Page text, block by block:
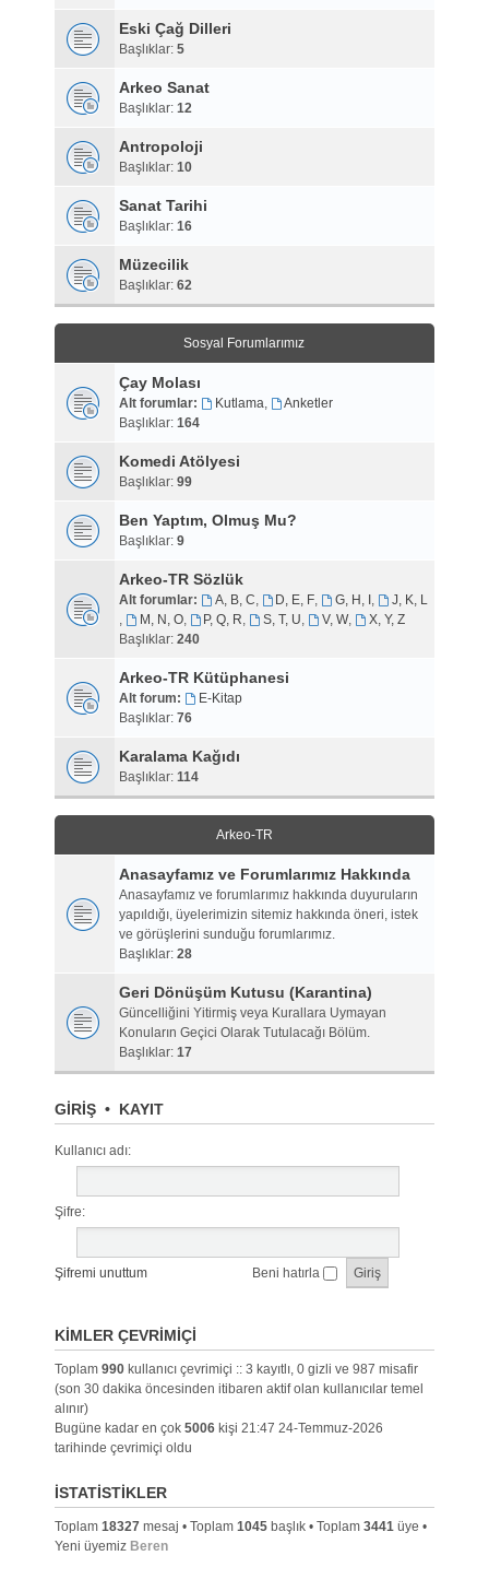
Eski Çağ Dilleri
Başlıklar: 5
Arkeo Sanat
Başlıklar: 12
Antropoloji
Başlıklar: 10
Sanat Tarihi
Başlıklar: 16
Müzecilik
Başlıklar: 62
Sosyal Forumlarımız
Çay Molası
Alt forumlar: Kutlama,
Anketler
Başlıklar: 164
Komedi Atölyesi
Başlıklar: 99
Ben Yaptım, Olmuş Mu?
Başlıklar: 9
Arkeo-TR Sözlük
Alt forumlar: A, B, C, D, E, F, G, H, I ,
J, K, L
,
M, N, O, P, Q, R, S, T, U, V, W,
X, Y, Z
Başlıklar: 240
Arkeo-TR Kütüphanesi
Alt forum:
E-Kitap
Başlıklar: 76
Karalama Kağıdı
Başlıklar: 114
Arkeo-TR
Anasayfamız ve Forumlarımız Hakkında
Anasayfamız ve forumlarımız hakkında duyuruların
yapıldığı, üyelerimizin sitemiz hakkında öneri, istek
ve görüşlerini sunduğu forumlarımız.
Başlıklar: 28
Geri Dönüşüm Kutusu (Karantina)
Güncelliğini Yitirmiş veya Kurallara Uymayan
Konuların Geçici Olarak Tutulacağı Bölüm.
Başlıklar: 17
GIRIŞ• KAYIT
Kullanıcı adı:
Şifre:
Şifremi unuttum Beni hatırla
KIMLER ÇEVRIMIÇI
Toplam 990kullanıcı çevrimiçi :: 3 kayıtlı, 0 gizli ve 987 misafir
(son 30 dakika öncesinden itibaren aktif olan kullanıcılar temel
alınır)
Bugüne kadar en çok 5006kişi 21:47 24-Temmuz-2026
tarihinde çevrimiçi oldu
İSTATISTIKLER
Toplam 18327mesaj • Toplam 1045başlık • Toplam 3441üye •
Yeni üyemiz Beren